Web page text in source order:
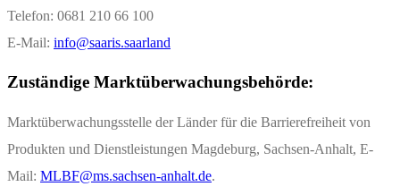
Telefon: 0681 210 66 100
E-Mail: info@saaris.saarland
Zuständige Marktüberwachungsbehörde:
Marktüberwachungsstelle der Länder für die Barrierefreiheit von
Produkten und Dienstleistungen Magdeburg, Sachsen-Anhalt, E-
Mail: MLBF@ms.sachsen-anhalt.de.